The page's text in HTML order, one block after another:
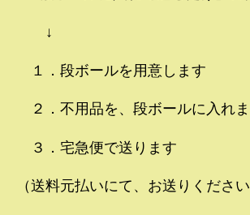
↓
１．段ボールを用意します
２．不用品を、段ボールに入れ
３．宅急便で送ります
（送料元払いにて、お送りください